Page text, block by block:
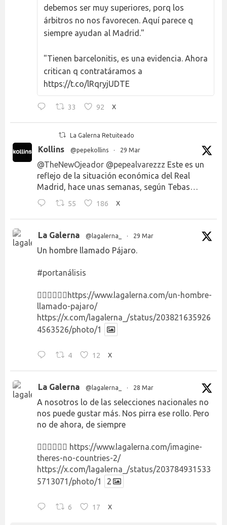
debemos ser muy superiores, porq los
árbitros no nos favorecen. Aquí parece q
siempre ayudan al Madrid."
"Tienen barcelonitis, es una evidencia. Ahora
critican q contratáramos a
https://t.co/lRqryjUDTE
33 92 X
La Galerna Retuiteado
Kollins @pepekollins · 29 Mar
@TheNewOjeador @pepealvarezzz Este es un
reflejo de la situación económica del Real
Madrid, hace unas semanas, según Tebas…
55 186 X
La Galerna @lagalerna_ · 29 Mar
Un hombre llamado Pájaro.
#portanálisis
👉🏻👉🏻👉🏻 https://www.lagalerna.com/un-hombre-
llamado-pajaro/
https://x.com/lagalerna_/status/203821635926
4563526/photo/1
4 12 X
La Galerna @lagalerna_ · 28 Mar
A nosotros lo de las selecciones nacionales no
nos puede gustar más. Nos pirra ese rollo. Pero
no de ahora, de siempre
👉🏻👉🏻👉🏻 https://www.lagalerna.com/imagine-
theres-no-countries-2/
https://x.com/lagalerna_/status/203784931533
5713071/photo/1
2
6 17 X